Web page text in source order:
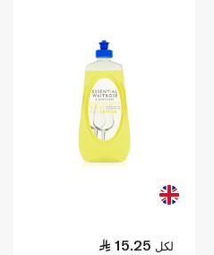
15.25 لكل